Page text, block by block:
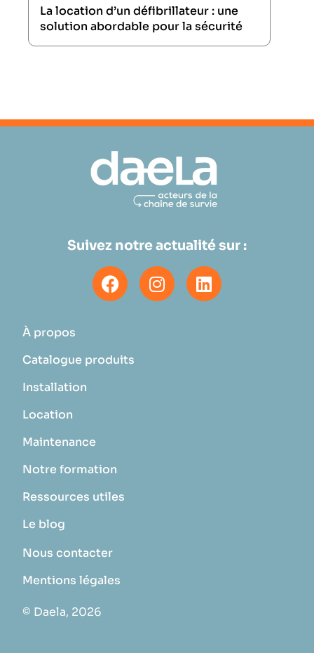
La location d’un défibrillateur : une
solution abordable pour la sécurité
Suivez notre actualité sur :
À propos
Catalogue produits
Installation
Location
Maintenance
Notre formation
Ressources utiles
Le blog
Nous contacter
Mentions légales
© Daela, 2026